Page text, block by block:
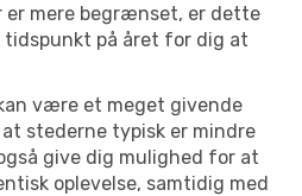
mere begrænset, er dette
på året for dig at
være et meget givende
stederne typisk er mindre
give dig mulighed for at
oplevelse, samtidig med